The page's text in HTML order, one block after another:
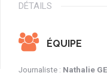
DÉTAILS
ÉQUIPE
Journaliste : Nathalie